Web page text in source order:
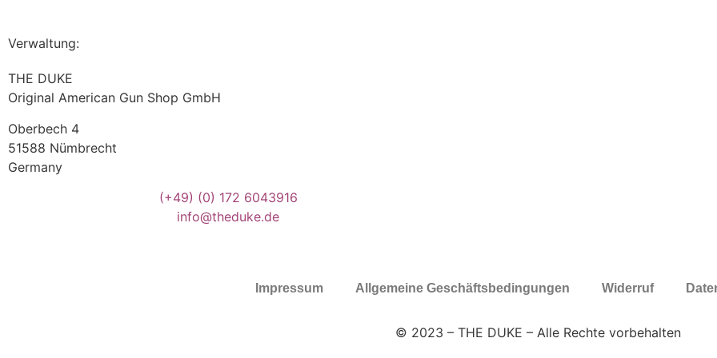
Verwaltung:
THE DUKE
Original American Gun Shop GmbH
Oberbech 4
51588 Nümbrecht
Germany
(+49) (0) 172 6043916
info@theduke.de
Impressum Allgemeine Geschäftsbedingungen Widerruf
© 2023 – THE DUKE – Alle Rechte vorbehalten